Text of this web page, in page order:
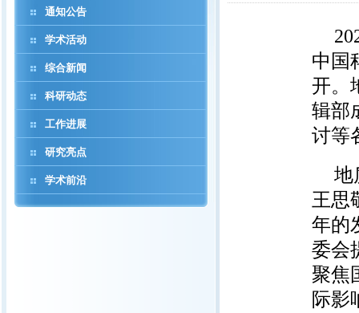
通知公告
学术活动
综合新闻
科研动态
工作进展
研究亮点
学术前沿
中国
开。
辑部
讨等
地
王思
年的
委会
聚焦
际影